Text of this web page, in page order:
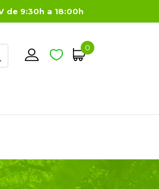
de 9:30h a 18:00h
0